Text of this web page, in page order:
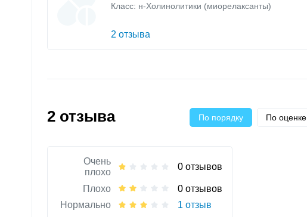
Класс: н-Холинолитики (миорелаксанты)
2 отзыва
2 отзыва По порядку По оценке
Очень
плохо
0 отзывов
Плохо
0 отзывов
Нормально
1 отзыв